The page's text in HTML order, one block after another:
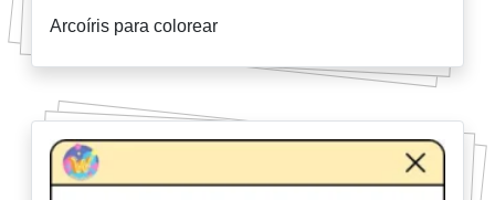
Arcoíris para colorear